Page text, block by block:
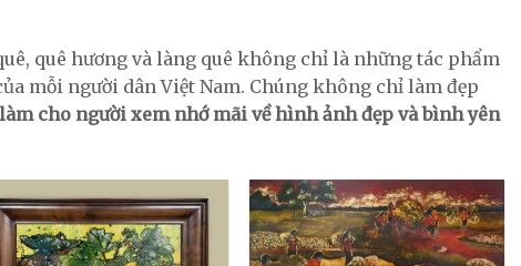
quê hương và làng quê không chỉ là những tác phẩm
mỗi người dân Việt Nam. Chúng không chỉ làm đẹp
làm cho người xem nhớ mãi về hình ảnh đẹp và bình yên